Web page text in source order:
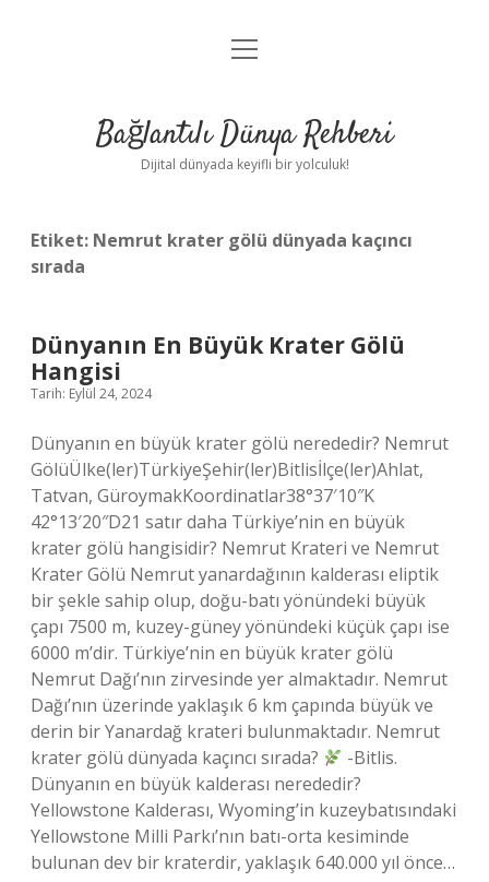
Anasayfa
Yasal Uyarı
menüyü
Bağlantılı Dünya Rehberi
Dijital dünyada keyifli bir yolculuk!
Etiket: Nemrut krater gölü dünyada kaçıncı
sırada
Dünyanın En Büyük Krater Gölü
Hangisi
Tarih: Eylül 24, 2024
Dünyanın en büyük krater gölü nerededir? Nemrut
GölüÜlke(ler)TürkiyeŞehir(ler)Bitlisİlçe(ler)Ahlat,
Tatvan, GüroymakKoordinatlar38°37′10″K
42°13′20″D21 satır daha Türkiye’nin en büyük
krater gölü hangisidir? Nemrut Krateri ve Nemrut
Krater Gölü Nemrut yanardağının kalderası eliptik
bir şekle sahip olup, doğu-batı yönündeki büyük
çapı 7500 m, kuzey-güney yönündeki küçük çapı ise
6000 m’dir. Türkiye’nin en büyük krater gölü
Nemrut Dağı’nın zirvesinde yer almaktadır. Nemrut
Dağı’nın üzerinde yaklaşık 6 km çapında büyük ve
derin bir Yanardağ krateri bulunmaktadır. Nemrut
krater gölü dünyada kaçıncı sırada?
-Bitlis.
Dünyanın en büyük kalderası nerededir?
Yellowstone Kalderası, Wyoming’in kuzeybatısındaki
Yellowstone Milli Parkı’nın batı-orta kesiminde
bulunan dev bir kraterdir, yaklaşık 640.000 yıl önce…